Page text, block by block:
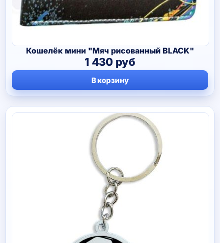
Кошелёк мини "Мяч рисованный BLACK"
1 430 руб
В корзину